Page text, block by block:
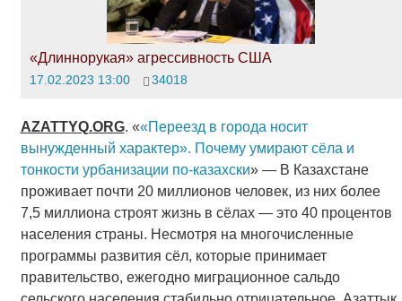
«Длиннорукая» агрессивность США
17.02.2023 13:00 34018
AZATTYQ.ORG. ««Переезд в города носит
вынужденный характер». Почему умирают сёла и
тонкости урбанизации по-казахски» — В Казахстане
проживает почти 20 миллионов человек, из них более
7,5 миллиона строят жизнь в сёлах — это 40 процентов
населения страны. Несмотря на многочисленные
программы развития сёл, которые принимает
правительство, ежегодно миграционное сальдо